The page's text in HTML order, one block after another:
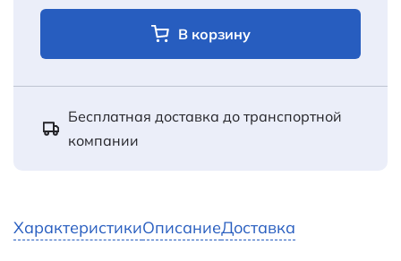
В корзину
Бесплатная доставка до транспортной
компании
ХарактеристикиОписаниеДоставка